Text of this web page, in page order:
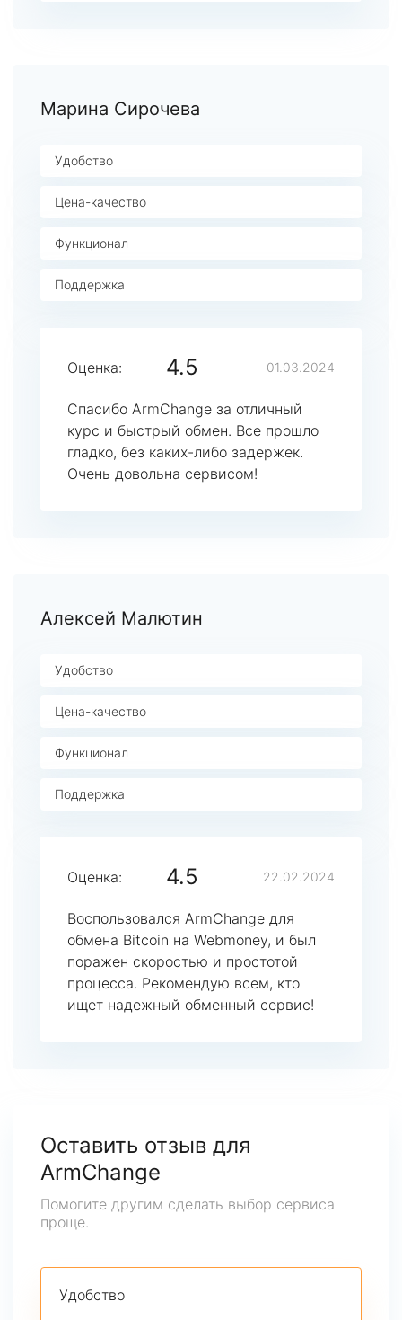
Марина Сирочева
Удобство
Цена-качество
Функционал
Поддержка
Оценка: 4.5 01.03.2024
Спасибо ArmChange за отличный
курс и быстрый обмен. Все прошло
гладко, без каких-либо задержек.
Очень довольна сервисом!
Алексей Малютин
Удобство
Цена-качество
Функционал
Поддержка
Оценка: 4.5 22.02.2024
Воспользовался ArmChange для
обмена Bitcoin на Webmoney, и был
поражен скоростью и простотой
процесса. Рекомендую всем, кто
ищет надежный обменный сервис!
Оставить отзыв для
ArmChange
Помогите другим сделать выбор сервиса
проще.
Удобство